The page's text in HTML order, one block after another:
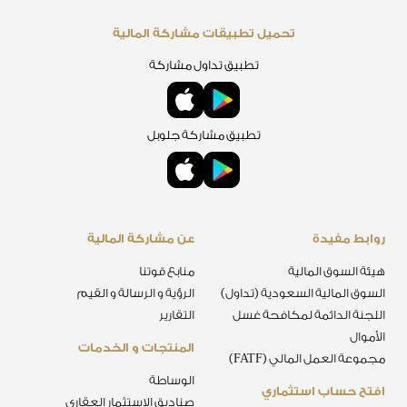
المنتجات و الخدمات
الوساطة
صناديق الاستثمار العقاري
عن مشاركة المالية
منابع قوتنا
الرؤية و الرسالة و القيم
التقارير
افتح حساب استثماري
روابط مفيدة
هيئة السوق المالية
السوق المالية السعودية (تداول)
اللجنة الدائمة لمكافحة غسل
الأموال
مجموعة العمل المالي (FATF)
تحميل تطبيقات مشاركة المالية
تطبيق تداول مشاركة
تطبيق مشاركة جلوبل